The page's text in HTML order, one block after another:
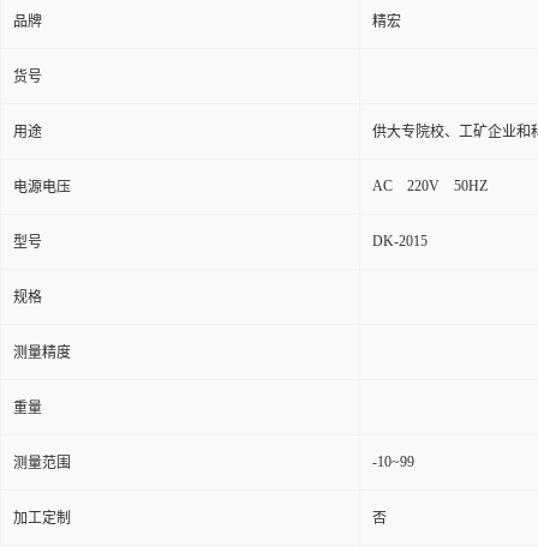
品牌 精宏
货号
用途 供大专院校、工矿企业和
电源电压 AC 220V 50HZ
型号 DK-2015
规格
测量精度
重量
测量范围 -10~99
加工定制 否